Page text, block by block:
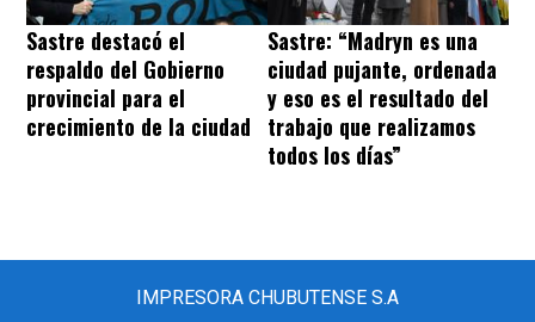
Sastre destacó el
respaldo del Gobierno
provincial para el
crecimiento de la ciudad
Sastre: “Madryn es una
ciudad pujante, ordenada
y eso es el resultado del
trabajo que realizamos
todos los días”
IMPRESORA CHUBUTENSE S.A